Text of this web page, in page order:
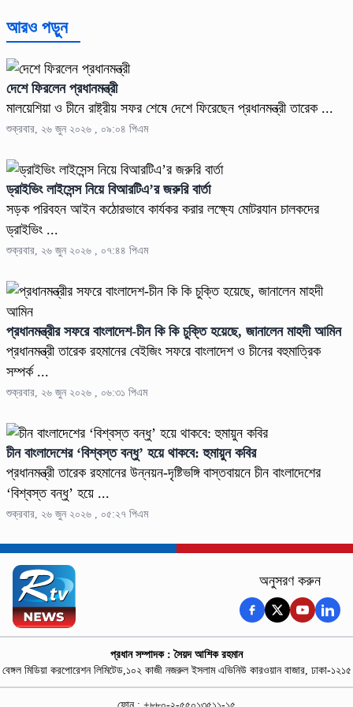
আরও পড়ুন
দেশে ফিরলেন প্রধানমন্ত্রী
মালয়েশিয়া ও চীনে রাষ্ট্রীয় সফর শেষে দেশে ফিরেছেন প্রধানমন্ত্রী তারেক ...
শুক্রবার, ২৬ জুন ২০২৬ , ০৯:০৪ পিএম
ড্রাইভিং লাইসেন্স নিয়ে বিআরটিএ’র জরুরি বার্তা
সড়ক পরিবহন আইন কঠোরভাবে কার্যকর করার লক্ষ্যে মোটরযান চালকদের
ড্রাইভিং ...
শুক্রবার, ২৬ জুন ২০২৬ , ০৭:৪৪ পিএম
প্রধানমন্ত্রীর সফরে বাংলাদেশ-চীন কি কি চুক্তি হয়েছে, জানালেন মাহদী আমিন
প্রধানমন্ত্রী তারেক রহমানের বেইজিং সফরে বাংলাদেশ ও চীনের বহুমাত্রিক
সম্পর্ক ...
শুক্রবার, ২৬ জুন ২০২৬ , ০৬:৩১ পিএম
চীন বাংলাদেশের ‘বিশ্বস্ত বন্ধু’ হয়ে থাকবে: হুমায়ুন কবির
প্রধানমন্ত্রী তারেক রহমানের উন্নয়ন-দৃষ্টিভঙ্গি বাস্তবায়নে চীন বাংলাদেশের
‘বিশ্বস্ত বন্ধু’ হয়ে ...
শুক্রবার, ২৬ জুন ২০২৬ , ০৫:২৭ পিএম
অনুসরণ করুন
প্রধান সম্পাদক : সৈয়দ আশিক রহমান
বেঙ্গল মিডিয়া করপোরেশন লিমিটেড,১০২ কাজী নজরুল ইসলাম এভিনিউ কারওয়ান বাজার, ঢাকা-১২১৫